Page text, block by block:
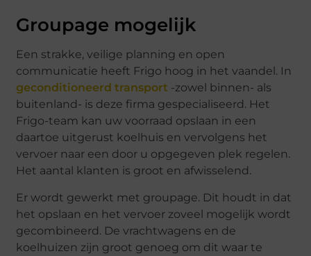
Groupage mogelijk
Een strakke, veilige planning en open
communicatie heeft Frigo hoog in het vaandel. In
geconditioneerd transport -zowel binnen- als
buitenland- is deze firma gespecialiseerd. Het
Frigo-team kan uw voorraad opslaan in een
daartoe uitgerust koelhuis en vervolgens het
vervoer naar een door u opgegeven plek regelen.
Het aantal klanten is groot en afwisselend.
Er wordt gewerkt met groupage. Dit houdt in dat
het opslaan en het vervoer zoveel mogelijk wordt
gecombineerd. De vrachtwagens en de
koelhuizen zijn groot genoeg om dit waar te